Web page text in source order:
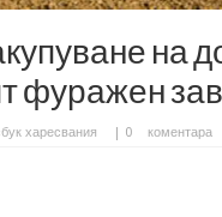
на
фуражен
харесвания 0 коментара